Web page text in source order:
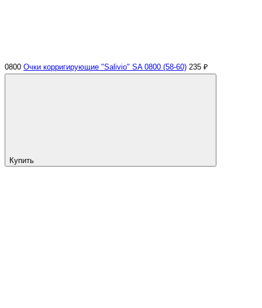
0800 Очки корригирующие "Salivio" SA 0800 (58-60) 235 ₽
Купить